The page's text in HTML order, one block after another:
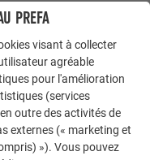
les matériaux,
SF Dachsysteme,
une structure de
de quatre largeurs de
entre savoir-
qui n’a pu être
des architectes, à
PREFA
visant à collecter
agréable
pour l'amélioration
(services
outre des activités de
externes (« marketing et
»). Vous pouvez